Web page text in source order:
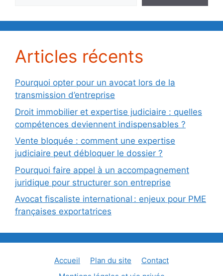
Articles récents
Pourquoi opter pour un avocat lors de la
transmission d’entreprise
Droit immobilier et expertise judiciaire : quelles
compétences deviennent indispensables ?
Vente bloquée : comment une expertise
judiciaire peut débloquer le dossier ?
Pourquoi faire appel à un accompagnement
juridique pour structurer son entreprise
Avocat fiscaliste international : enjeux pour PME
françaises exportatrices
Accueil Plan du site
Contact